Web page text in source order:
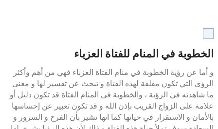
الخطوبة في المنام للفتاة العزباء
و أما عن رؤية الخطوبة في منام الفتاة العزباء فهي من أهم وأكثر
الرؤى التي تكون مقلقة لهذه الفتاة و تبحث عن تفسير لها و معنى
ما شاهدته في الرؤية ، والخطوبة في المنام الفتاة قد تكون دليل أو
علامة على الزواج القريب بإذن الله و قد تكون تعبير عن إحساسها
بالأمان و الاستقرار في حياتها كما انها تشير بأن الفرح و السرور و